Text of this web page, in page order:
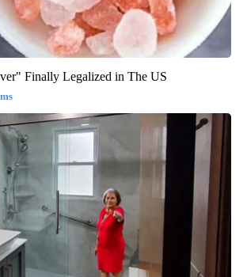
Finally Legalized in The US